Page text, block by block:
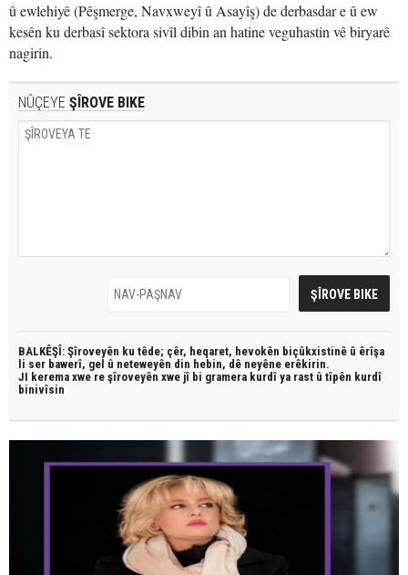
û ewlehiyê (Pêşmerge, Navxweyî û Asayîş) de derbasdar e û ew
kesên ku derbasî sektora sivîl dibin an hatine veguhastin vê biryarê
nagirin.
NÛÇEYE ŞÎROVE BIKE
BALKÊŞÎ: Şîroveyên ku têde; çêr, heqaret, hevokên biçûkxistinê û êrîşa
li ser bawerî, gel û neteweyên din hebin, dê neyêne erêkirin.
JI kerema xwe re şîroveyên xwe jî bi gramera kurdî ya rast û tîpên kurdî
binivîsin